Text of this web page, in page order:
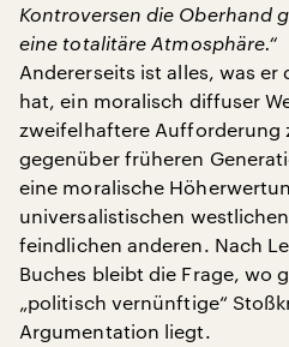
Kontroversen die Oberhand
eine totalitäre Atmosphäre.“
Andererseits ist alles, was
hat, ein moralisch diffuser
zweifelhaftere Aufforderung
gegenüber früheren
eine moralische
universalistischen
feindlichen anderen. Nach
Buches bleibt die Frage, wo
„politisch vernünftige“
Argumentation liegt.